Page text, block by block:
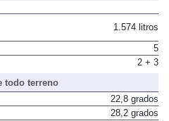
1.574 litros
5
2 + 3
todo terreno
22,8 grados
28,2 grados